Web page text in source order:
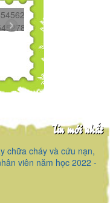
Tin mới nhất
chữa cháy và cứu nạn,
viên năm học 2022 -